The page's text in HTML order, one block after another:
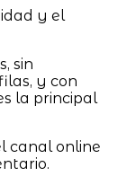
y el
sin
y con
la principal
canal online